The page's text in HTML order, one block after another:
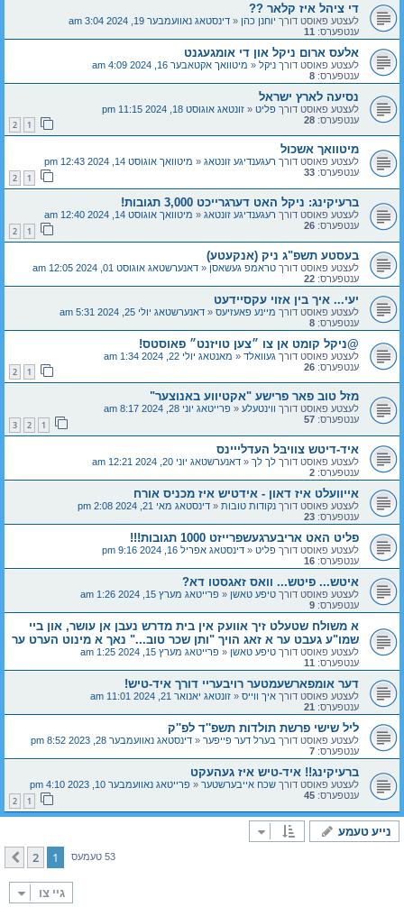
די ציהל איז קלאר ??
לעצטע פאוסט דורך יוחנן כהן « דינסטאג נאוועמבער 19, 2024 3:04 am
ענטפערס: 11
אלעס ארום ניקל און די אומגעגנט
לעצטע פאוסט דורך ניקל « מיטוואך אקטאבער 16, 2024 4:09 am
ענטפערס: 8
נסיעה לארץ ישראל
לעצטע פאוסט דורך פליט « זונטאג אוגוסט 18, 2024 11:15 pm
ענטפערס: 28
1
2
מיטוואך אשכול
לעצטע פאוסט דורך רעגענדיגע זונטאג « מיטוואך אוגוסט 14, 2024 12:43 pm
ענטפערס: 33
1
2
ברעיקינג: ניקל האט דערגרייכט 3,000 תגובות!
לעצטע פאוסט דורך רעגענדיגע זונטאג « מיטוואך אוגוסט 14, 2024 12:40 am
ענטפערס: 26
1
2
בעסטע תשפ"ג ניק (אנקעטע)
לעצטע פאוסט דורך טראמפ געשאסן « דאנערשטאג אוגוסט 01, 2024 12:05 am
ענטפערס: 22
יעי... איך בין אזוי עקסיידעט
לעצטע פאוסט דורך מיינע פאעזיעס « דאנערשטאג יולי 25, 2024 5:31 am
ענטפערס: 8
@ניקל קומט אן צו ״צען טויזנט״ פאוסטס!
לעצטע פאוסט דורך געוואלד « מאנטאג יולי 22, 2024 1:34 am
ענטפערס: 26
1
2
מזל טוב פאר פרישע "אקטיווע באנוצער"
לעצטע פאוסט דורך ווינטעלע « פרייטאג יוני 28, 2024 8:17 am
ענטפערס: 57
1
2
3
איד-דיטש צוויבּל העדלייינס
לעצטע פאוסט דורך לך לך « דאנערשטאג יוני 20, 2024 12:21 am
ענטפערס: 2
אייוועלט איז דאון - אידטיש איז מכניס אורח
לעצטע פאוסט דורך נקודות טובות « דינסטאג מאי 21, 2024 2:08 pm
ענטפערס: 23
פליט האט אריבערגעשפרייזט 1000 תגובות!!!
לעצטע פאוסט דורך פליט « דינסטאג אפריל 16, 2024 9:16 pm
ענטפערס: 16
איטש... פיטש... וואס זאגסטו דא?
לעצטע פאוסט דורך טיפע טאשן « פרייטאג מערץ 15, 2024 1:26 am
ענטפערס: 9
א משולח שטעלט זיך אוועק אין בית מדרש נעבן אן עושר, און ביי
שמו"ע געבט ער א זאג הויך "ותן שכר טוב..." נאך א מינוט הערט ער
לעצטע פאוסט דורך טיפע טאשן « פרייטאג מערץ 15, 2024 1:25 am
ענטפערס: 11
דער אומפארשעמטער רויבעריי דורך איד-טיש!
לעצטע פאוסט דורך איך ווייס « זונטאג יאנואר 21, 2024 11:01 am
ענטפערס: 21
ליל שישי פרשת תולדות תשפ''ד לפ''ק
לעצטע פאוסט דורך בערל דער פייפער « דינסטאג נאוועמבער 28, 2023 8:52 pm
ענטפערס: 7
ברעיקינג!! איד-טיש איז געהעקט
לעצטע פאוסט דורך שכח אייבערשטער « פרייטאג נאוועמבער 10, 2023 4:10 pm
ענטפערס: 45
1
2
נייע טעמע
53 טעמעס 1
2
קומענדיגע
גיי צו